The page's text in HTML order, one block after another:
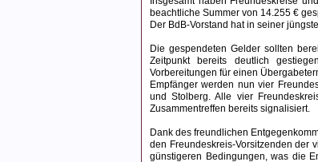
beachtliche Summer von 14.255 €
Der BdB-Vorstand hat in seiner
Die gespendeten Gelder sollten
Zeitpunkt bereits deutlich
Vorbereitungen für einen
Empfänger werden nun vier
und Stolberg. Alle vier
Zusammentreffen bereits signalisiert.
Dank des freundlichen
den Freundeskreis-Vorsitzenden der
günstigeren Bedingungen, was die